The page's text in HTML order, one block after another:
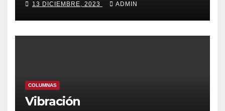
13 DICIEMBRE, 2023 ADMIN
COLUMNAS
Vibración